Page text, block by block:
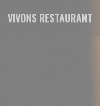
VIVONS RESTAURANT